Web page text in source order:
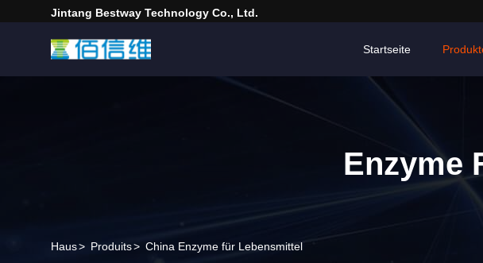
Jintang Bestway Technology Co., Ltd.
Startseite
Enzyme
Haus> Produits> China Enzyme für Lebensmittel